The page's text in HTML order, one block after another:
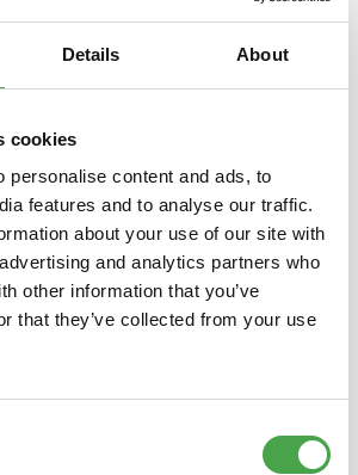
Details About
cookies
personalise content and ads, to
features and to analyse our traffic.
about your use of our site with
and analytics partners who
other information that you’ve
that they’ve collected from your use
9,90 €*
In den Warenkorb